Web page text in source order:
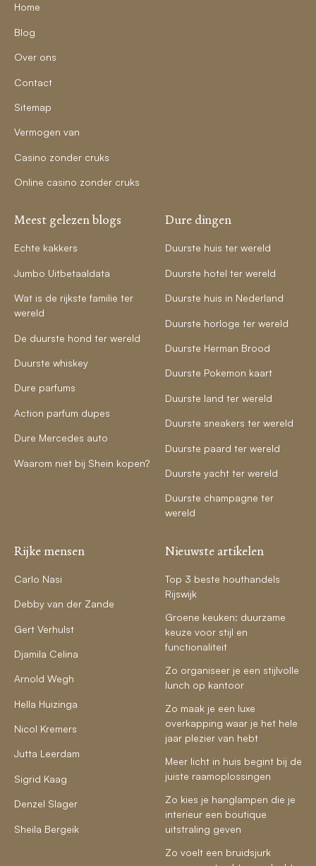
Home
Blog
Over ons
Contact
Sitemap
Vermogen van
Casino zonder cruks
Online casino zonder cruks
Meest gelezen blogs
Echte kakkers
Jumbo Uitbetaaldata
Wat is de rijkste familie ter
wereld
De duurste hond ter wereld
Duurste whiskey
Dure parfums
Action parfum dupes
Dure Mercedes auto
Waarom niet bij Shein kopen?
Dure dingen
Duurste huis ter wereld
Duurste hotel ter wereld
Duurste huis in Nederland
Duurste horloge ter wereld
Duurste Herman Brood
Duurste Pokemon kaart
Duurste land ter wereld
Duurste sneakers ter wereld
Duurste paard ter wereld
Duurste yacht ter wereld
Duurste champagne ter
wereld
Rijke mensen
Carlo Nasi
Debby van der Zande
Gert Verhulst
Djamila Celina
Arnold Wegh
Hella Huizinga
Nicol Kremers
Jutta Leerdam
Sigrid Kaag
Denzel Slager
Sheila Bergeik
Nieuwste artikelen
Top 3 beste houthandels
Rijswijk
Groene keuken: duurzame
keuze voor stijl en
functionaliteit
Zo organiseer je een stijlvolle
lunch op kantoor
Zo maak je een luxe
overkapping waar je het hele
jaar plezier van hebt
Meer licht in huis begint bij de
juiste raamoplossingen
Zo kies je hanglampen die je
interieur een boutique
uitstraling geven
Zo voelt een bruidsjurk